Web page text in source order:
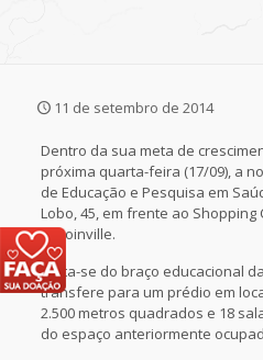
11 de setembro de 2014
Dentro da sua meta de
próxima quarta-feira (17/09), a
de Educação e Pesquisa em
Lobo, 45, em frente ao Shopping
de Joinville.
Trata-se do braço educacional
transfere para um prédio em
2.500 metros quadrados e 18
do espaço anteriormente